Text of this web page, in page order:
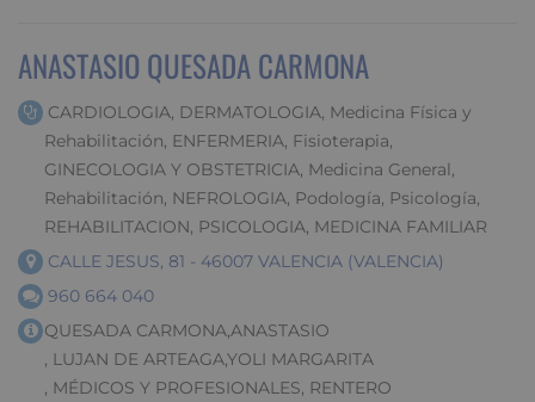
ANASTASIO QUESADA CARMONA
CARDIOLOGIA, DERMATOLOGIA, Medicina Física y
Rehabilitación, ENFERMERIA, Fisioterapia,
GINECOLOGIA Y OBSTETRICIA, Medicina General,
Rehabilitación, NEFROLOGIA, Podología, Psicología,
REHABILITACION, PSICOLOGIA, MEDICINA FAMILIAR
CALLE JESUS, 81 - 46007 VALENCIA (VALENCIA)
960 664 040
QUESADA CARMONA,ANASTASIO
, LUJAN DE ARTEAGA,YOLI MARGARITA
, MÉDICOS Y PROFESIONALES, RENTERO